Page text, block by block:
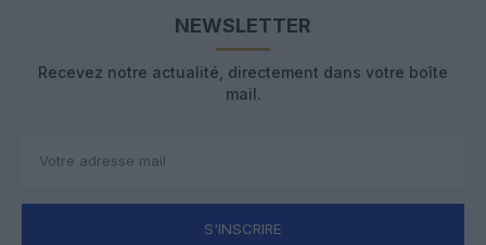
NEWSLETTER
Recevez notre actualité, directement dans votre boîte
mail.
S'INSCRIRE